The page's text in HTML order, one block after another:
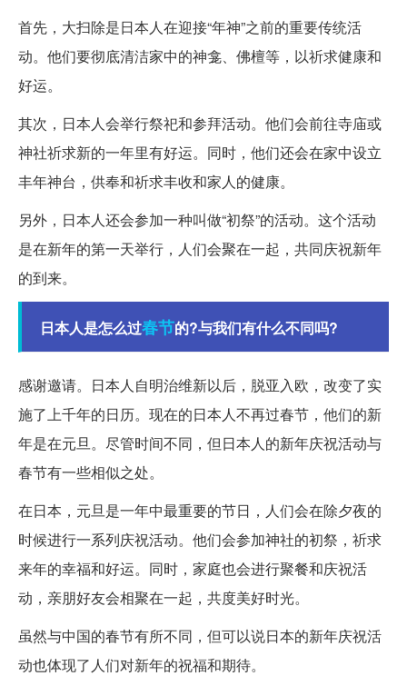
首先，大扫除是日本人在迎接“年神”之前的重要传统活
动。他们要彻底清洁家中的神龛、佛檀等，以祈求健康和
好运。
其次，日本人会举行祭祀和参拜活动。他们会前往寺庙或
神社祈求新的一年里有好运。同时，他们还会在家中设立
丰年神台，供奉和祈求丰收和家人的健康。
另外，日本人还会参加一种叫做“初祭”的活动。这个活动
是在新年的第一天举行，人们会聚在一起，共同庆祝新年
的到来。
日本人是怎么过春节的?与我们有什么不同吗?
感谢邀请。日本人自明治维新以后，脱亚入欧，改变了实
施了上千年的日历。现在的日本人不再过春节，他们的新
年是在元旦。尽管时间不同，但日本人的新年庆祝活动与
春节有一些相似之处。
在日本，元旦是一年中最重要的节日，人们会在除夕夜的
时候进行一系列庆祝活动。他们会参加神社的初祭，祈求
来年的幸福和好运。同时，家庭也会进行聚餐和庆祝活
动，亲朋好友会相聚在一起，共度美好时光。
虽然与中国的春节有所不同，但可以说日本的新年庆祝活
动也体现了人们对新年的祝福和期待。